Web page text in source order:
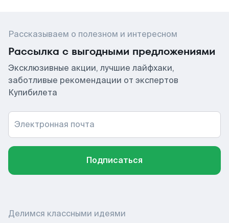
Рассказываем о полезном и интересном
Рассылка с выгодными предложениями
Эксклюзивные акции, лучшие лайфхаки,
заботливые рекомендации от экспертов
Купибилета
Электронная почта
Подписаться
Делимся классными идеями